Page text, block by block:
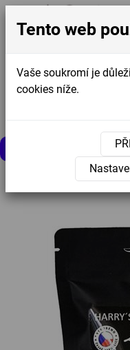
Úvodní stránka »
Tento web
Vaše soukromí je
cookies níže.